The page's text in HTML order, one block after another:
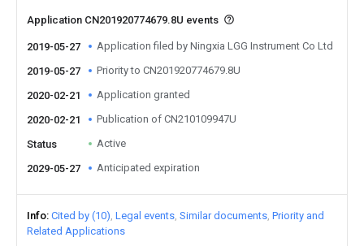
Application CN201920774679.8U events
2019-05-27 Application filed by Ningxia LGG Instrument Co Ltd
2019-05-27 Priority to CN201920774679.8U
2020-02-21 Application granted
2020-02-21 Publication of CN210109947U
Status Active
2029-05-27 Anticipated expiration
Info Cited by (10) Legal events Similar documents Priority and
Related Applications